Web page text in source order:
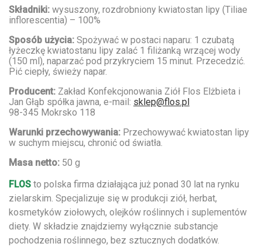
Składniki: wysuszony, rozdrobniony kwiatostan lipy (Tiliae
inflorescentia) – 100%
Sposób użycia: Spożywać w postaci naparu: 1 czubatą
łyżeczkę kwiatostanu lipy zalać 1 filiżanką wrzącej wody
(150 ml), naparzać pod przykryciem 15 minut. Przecedzić.
Pić ciepły, świeży napar.
Producent: Zakład Konfekcjonowania Ziół Flos Elżbieta i
Jan Głąb spółka jawna, e-mail: sklep@flos.pl
98-345 Mokrsko 118
Warunki przechowywania: Przechowywać kwiatostan lipy
w suchym miejscu, chronić od światła.
Masa netto: 50 g
FLOS to polska firma działająca już ponad 30 lat na rynku
zielarskim. Specjalizuje się w produkcji ziół, herbat,
kosmetyków ziołowych, olejków roślinnych i suplementów
diety. W składzie znajdziemy wyłącznie substancje
pochodzenia roślinnego, bez sztucznych dodatków.